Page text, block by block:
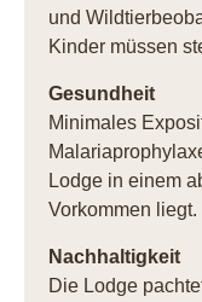
und
Kinder müssen
Gesundheit
Minimales
Lodge in einem
Vorkommen liegt.
Nachhaltigkeit
Die Lodge